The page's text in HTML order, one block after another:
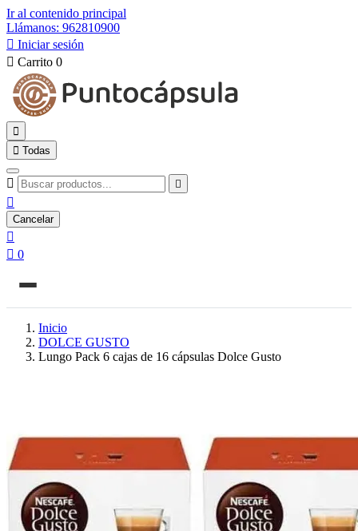
Ir al contenido principal
Llámanos: 962810900
 Iniciar sesión
 Carrito 0

 Todas
 

Cancelar

 0
Inicio
DOLCE GUSTO
Lungo Pack 6 cajas de 16 cápsulas Dolce Gusto